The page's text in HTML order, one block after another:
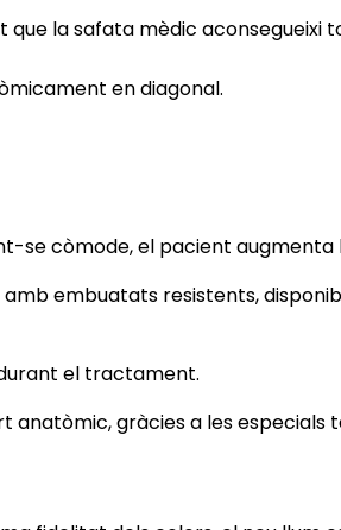
la safata mèdic aconsegueixi
en diagonal.
còmode, el pacient augmenta
embuatats resistents,
el tractament.
gràcies a les especials